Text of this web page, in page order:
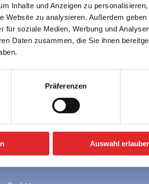
Inhalte und Anzeigen zu
Website zu analysieren. Außerdem
für soziale Medien, Werbung und
Daten zusammen, die Sie ihnen
Präferenzen
Auswahl